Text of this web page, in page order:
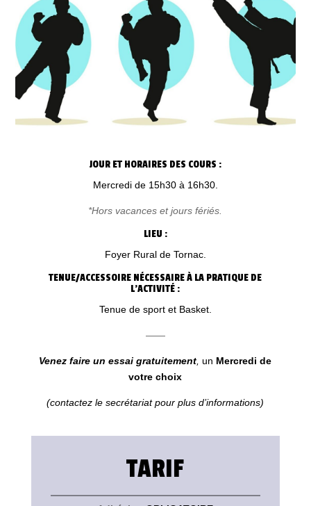
JOUR ET HORAIRES DES COURS :
Mercredi de 15h30 à 16h30.
*Hors vacances et jours fériés.
LIEU :
Foyer Rural de Tornac.
TENUE/ACCESSOIRE NÉCESSAIRE À LA PRATIQUE DE
L’ACTIVITÉ :
Tenue de sport et Basket.
——
Venez faire un essai gratuitement ,un Mercredi de
votre choix
(contactez le secrétariat pour plus d’informations)
TARIF